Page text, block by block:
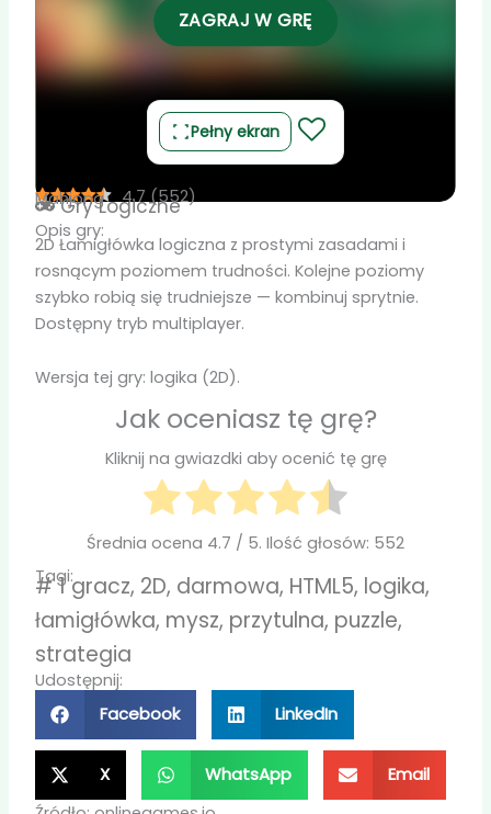
ZAGRAJ W GRĘ
Pełny ekran
4.7 (552)
Mahjong
GryLogiczne
Opis gry:
2D Łamigłówka logiczna z prostymi zasadami i
rosnącym poziomem trudności. Kolejne poziomy
szybko robią się trudniejsze — kombinuj sprytnie.
Dostępny tryb multiplayer.
Wersja tej gry: logika (2D).
Jak oceniasz tę grę?
Kliknij na gwiazdki aby ocenić tę grę
Średnia ocena 4.7 / 5. Ilość głosów: 552
Tagi:
#1 gracz, 2D, darmowa, HTML5, logika,
łamigłówka, mysz, przytulna, puzzle,
strategia
Udostępnij:
Facebook LinkedIn
X WhatsApp Email